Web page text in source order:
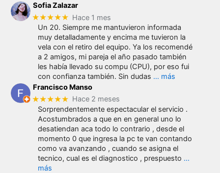
Sofia Zalazar
★★★★★ Hace 1 mes
Un 20. Siempre me mantuvieron informada
muy detalladamente y encima me tuvieron la
vela con el retiro del equipo. Ya los recomendé
a 2 amigos, mi pareja el año pasado también
les había llevado su compu (CPU), por eso fui
con confianza también. Sin dudas … más
Francisco Manso
★★★★★ Hace 2 meses
Sorprendentemente espectacular el servicio .
Acostumbrados a que en en general uno lo
desatiendan aca todo lo contrario , desde el
momento 0 que ingresa la pc te van contando
como va avanzando , cuando se asigna el
tecnico, cual es el diagnostico , prespuesto …
más